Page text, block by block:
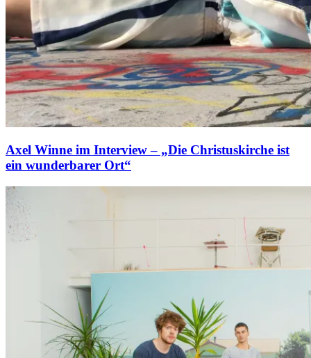
Axel Winne im Interview – „Die Christuskirche ist
ein wunderbarer Ort“